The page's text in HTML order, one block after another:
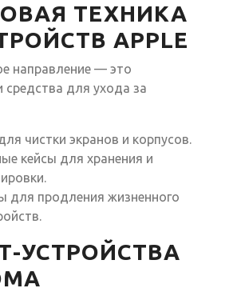
ТЕХНИКА
APPLE
направление — это
средства для ухода за
чистки экранов и корпусов.
кейсы для хранения и
для продления жизненного
УСТРОЙСТВА